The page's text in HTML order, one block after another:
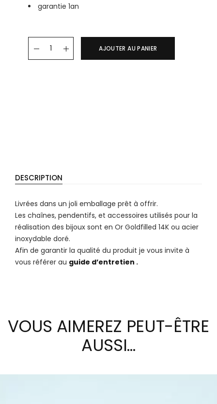
garantie 1an
Boucles d'oreille HEREMI quantity
AJOUTER AU PANIER
DESCRIPTION
Livrées dans un joli emballage prêt à offrir.
Les chaînes, pendentifs, et accessoires utilisés pour la
réalisation des bijoux sont en Or Goldfilled 14K ou acier
inoxydable doré.
Afin de garantir la qualité du produit je vous invite à
vous référer au guide d’entretien .
VOUS AIMEREZ PEUT-ÊTRE
AUSSI…